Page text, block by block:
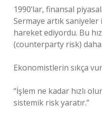
1990’lar, finansal
Sermaye artık saniyeler
hareket ediyordu. Bu
(counterparty risk)
Ekonomistlerin sıkça
“İşlem ne kadar hızlı
sistemik risk yaratır.”